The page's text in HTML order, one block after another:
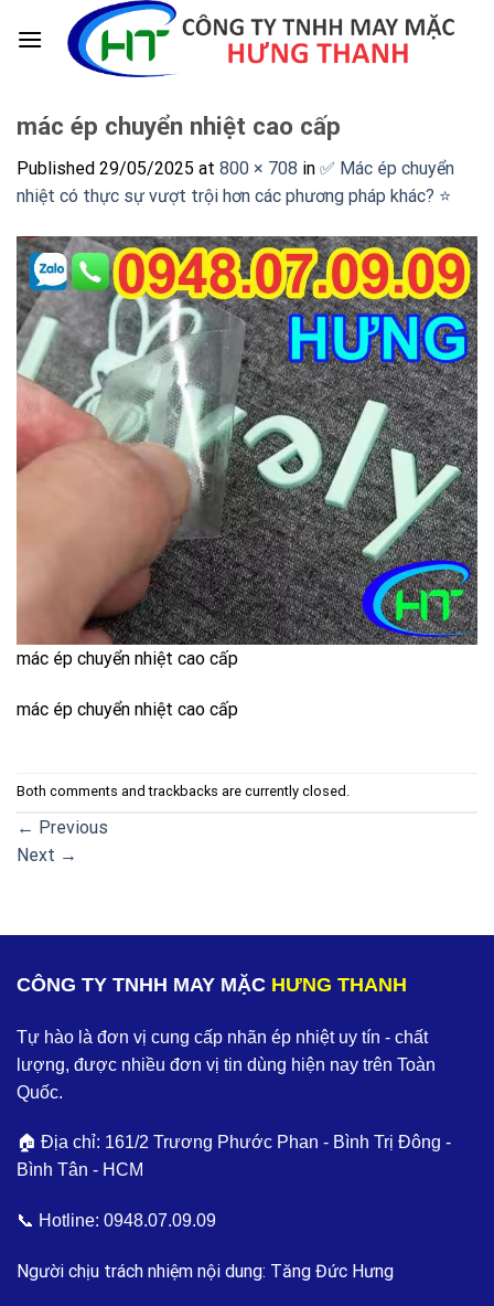
mác ép chuyển nhiệt cao cấp
Published 29/05/2025 at 800 × 708 in ✅ Mác ép chuyển
nhiệt có thực sự vượt trội hơn các phương pháp khác? ⭐️
mác ép chuyển nhiệt cao cấp
mác ép chuyển nhiệt cao cấp
Both comments and trackbacks are currently closed.
← Previous
Next →
CÔNG TY TNHH MAY MẶC HƯNG THANH
Tự hào là đơn vị cung cấp nhãn ép nhiệt uy tín - chất
lượng, được nhiều đơn vị tin dùng hiện nay trên Toàn
Quốc.
🏠 Địa chỉ: 161/2 Trương Phước Phan - Bình Trị Đông -
Bình Tân - HCM
📞 Hotline: 0948.07.09.09
Người chịu trách nhiệm nội dung: Tăng Đức Hưng